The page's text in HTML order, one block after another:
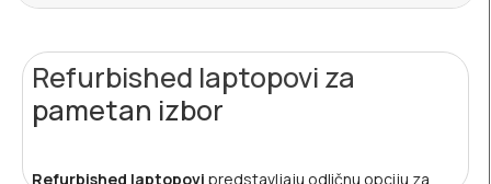
Refurbished laptopovi za
pametan izbor
Refurbished laptopovi predstavljaju odličnu opciju za